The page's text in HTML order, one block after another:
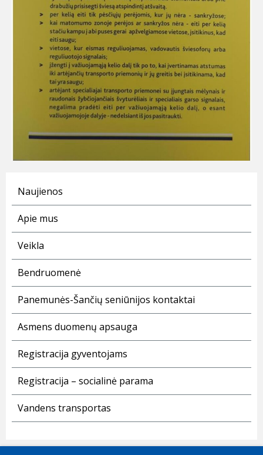
Naujienos
Apie mus
Veikla
Bendruomenė
Panemunės-Šančių seniūnijos kontaktai
Asmens duomenų apsauga
Registracija gyventojams
Registracija – socialinė parama
Vandens transportas